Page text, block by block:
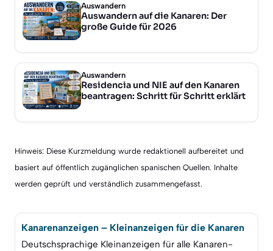
Auswandern
Auswandern auf die Kanaren: Der
große Guide für 2026
Auswandern
Residencia und NIE auf den Kanaren
beantragen: Schritt für Schritt erklärt
Hinweis: Diese Kurzmeldung wurde redaktionell aufbereitet und
basiert auf öffentlich zugänglichen spanischen Quellen. Inhalte
werden geprüft und verständlich zusammengefasst.
Kanarenanzeigen – Kleinanzeigen für die Kanaren
Deutschsprachige Kleinanzeigen für alle Kanaren-